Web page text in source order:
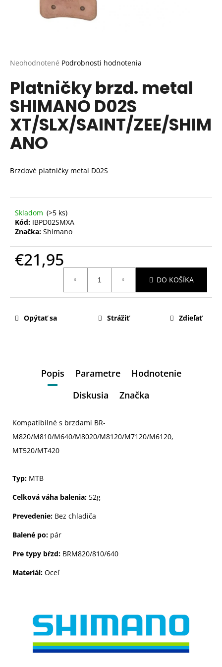
Priemerné
produktu
je
0,0
z
5
hviezdičiek.
Neohodnotené Podrobnosti hodnotenia
Platničky brzd. metal
SHIMANO D02S
XT/SLX/SAINT/ZEE/SHIM
ANO
Brzdové platničky metal D02S
Skladom (>5 ks)
Kód: IBPD02SMXA
Značka: Shimano
€21,95
DO KOŠÍKA
Opýtať sa Strážiť Zdieľať
Popis Parametre
Hodnotenie
Diskusia
Značka
Kompatibilné s brzdami BR-
M820/M810/M640/M8020/M8120/M7120/M6120,
MT520/MT420
Typ: MTB
Celková váha balenia: 52g
Prevedenie: Bez chladiča
Balené po: pár
Pre typy bŕzd: BRM820/810/640
Materiál: Oceľ